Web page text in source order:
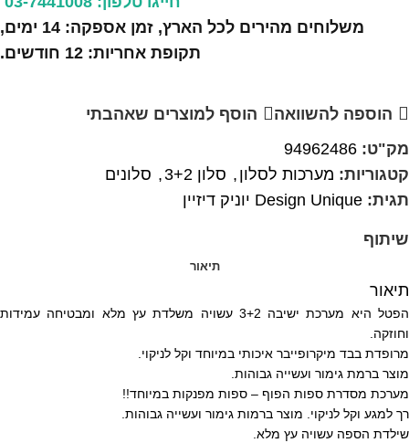
משלוחים מהירים לכל הארץ, זמן אספקה: 14 ימים,
תקופת אחריות: 12 חודשים.
הוספה להשוואה
הוסף למוצרים שאהבתי
מק"ט: 94962486
קטגוריות: מערכות לסלון , סלון 3+2 , סלונים
תגית: Design Unique יוניק דיזיין
שיתוף
תיאור
תיאור
הפטל היא מערכת ישיבה 3+2 עשויה משלדת עץ מלא ומבטיחה עמידות
וחוזקה.
מרופדת בבד מיקרופייבר איכותי במיוחד וקל לניקוי.
מוצר ברמת גימור ועשייה גבוהות.
מערכת מסדרת ספות הפוף – ספות מפנקות במיוחד!!
רך למגע וקל לניקוי. מוצר ברמות גימור ועשייה גבוהות.
שילדת הספה עשויה עץ מלא.